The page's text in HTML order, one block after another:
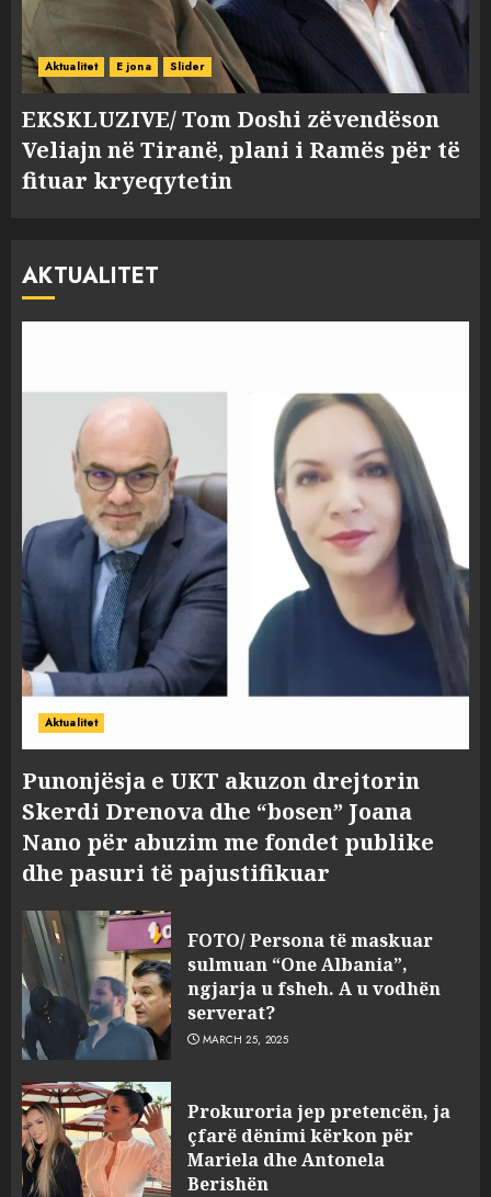
Aktualitet E jona Slider
EKSKLUZIVE/ Tom Doshi zëvendëson
Veliajn në Tiranë, plani i Ramës për të
fituar kryeqytetin
AKTUALITET
Aktualitet
Punonjësja e UKT akuzon drejtorin
Skerdi Drenova dhe “bosen” Joana
Nano për abuzim me fondet publike
dhe pasuri të pajustifikuar
FOTO/ Persona të maskuar
sulmuan “One Albania”,
ngjarja u fsheh. A u vodhën
serverat?
MARCH 25, 2025
Prokuroria jep pretencën, ja
çfarë dënimi kërkon për
Mariela dhe Antonela
Berishën